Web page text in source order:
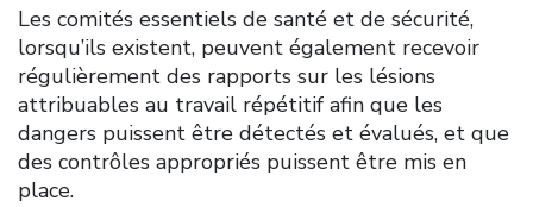
Les comités essentiels de santé et de sécurité,
lorsqu’ils existent, peuvent également recevoir
régulièrement des rapports sur les lésions
attribuables au travail répétitif afin que les
dangers puissent être détectés et évalués, et que
des contrôles appropriés puissent être mis en
place.